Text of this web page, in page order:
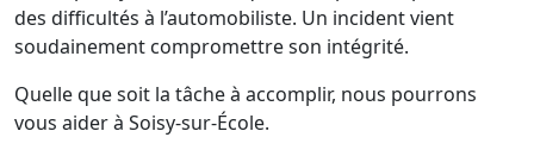
des difficultés à l’automobiliste. Un incident vient
soudainement compromettre son intégrité.
Quelle que soit la tâche à accomplir, nous pourrons
vous aider à Soisy-sur-École.